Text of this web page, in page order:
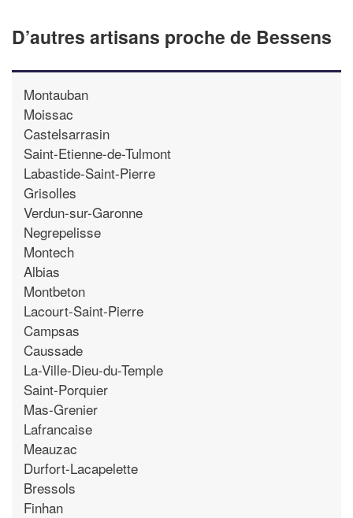
D’autres artisans proche de Bessens
Montauban
Moissac
Castelsarrasin
Saint-Etienne-de-Tulmont
Labastide-Saint-Pierre
Grisolles
Verdun-sur-Garonne
Negrepelisse
Montech
Albias
Montbeton
Lacourt-Saint-Pierre
Campsas
Caussade
La-Ville-Dieu-du-Temple
Saint-Porquier
Mas-Grenier
Lafrancaise
Meauzac
Durfort-Lacapelette
Bressols
Finhan